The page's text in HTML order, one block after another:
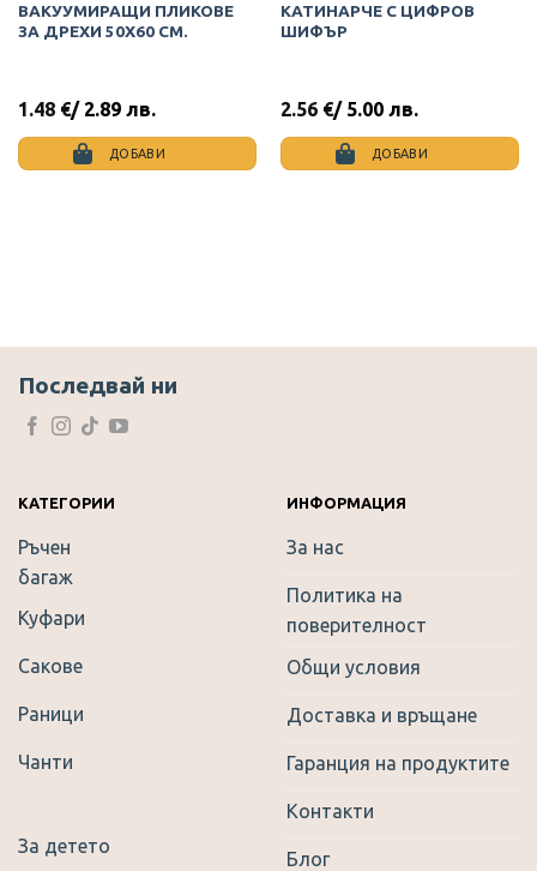
ВАКУУМИРАЩИ ПЛИКОВЕ
ЗА ДРЕХИ 50Х60 СМ.
1.48 €/ 2.89 лв.
ДОБАВИ
КАТИНАРЧЕ С ЦИФРОВ
ШИФЪР
2.56 €/ 5.00 лв.
ДОБАВИ
Последвай ни
КАТЕГОРИИ
Ръчен
багаж
Куфари
Сакове
Раници
Чанти
За детето
ИНФОРМАЦИЯ
За нас
Политика на
поверителност
Общи условия
Доставка и връщане
Гаранция на продуктите
Контакти
Блог